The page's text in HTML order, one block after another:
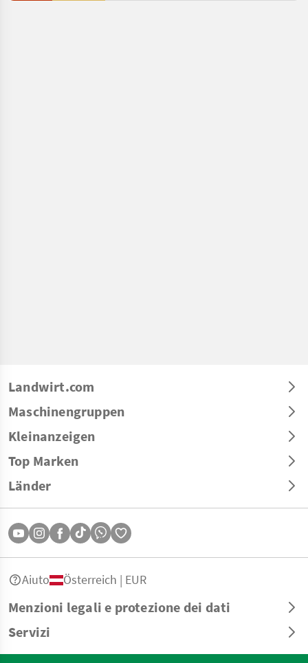
edili /
Landwirt.com
Maschinengruppen
Kleinanzeigen
Top Marken
Länder
Menzioni legali e protezione dei dati
Servizi
Aiuto Österreich | EUR